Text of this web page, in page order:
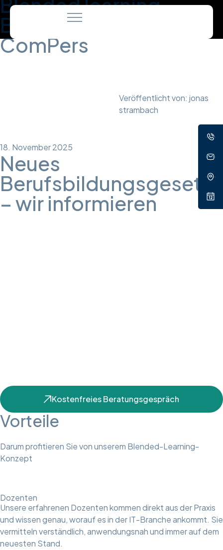
Bildungskonzept |
ComPers
Veröffentlicht von: jonas
strambach
18. November 2025
Neues
Berufsbildungsgesetz
– wir informieren
Kostenfreies Beratungsgespräch
Vorteile
Darum profitieren Sie von unserem Blended-Learning-
Konzept
Dozenten
Unsere erfahrenen Dozenten kommen direkt aus der Praxis
und wissen genau, worauf es in der IT-Branche ankommt. Sie
vermitteln verständlich, anwendungsnah und immer auf dem
neuesten Stand.